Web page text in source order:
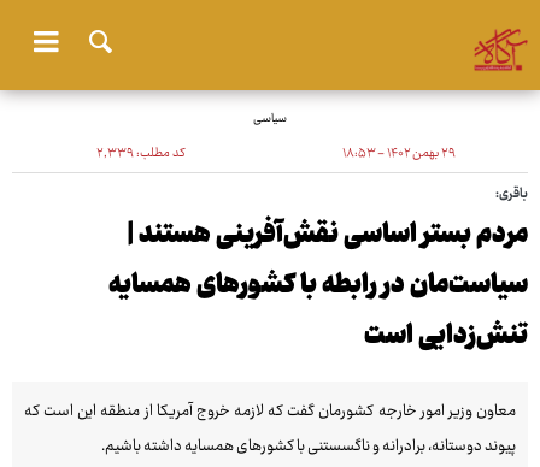
سیاسی
۲۹ بهمن ۱۴۰۲ - ۱۸:۵۳ کد مطلب:۲٬۳۳۹
باقری:
مردم بستر اساسی نقش‌آفرینی هستند |
سیاست‌مان در رابطه با کشورهای همسایه
تنش‌زدایی است
معاون وزیر امور خارجه کشورمان گفت که لازمه خروج آمریکا از منطقه این است که
پیوند دوستانه، برادرانه و ناگسستنی با کشورهای همسایه داشته باشیم.